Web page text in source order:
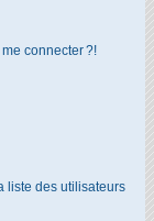
connecter ?!
liste des utilisateurs